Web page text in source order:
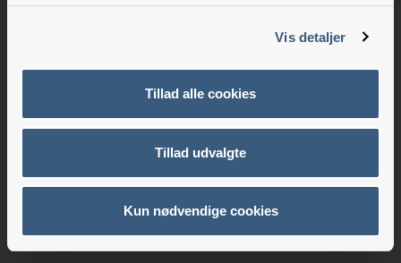
Vis detaljer
Tillad alle cookies
Tillad udvalgte
Kun nødvendige cookies